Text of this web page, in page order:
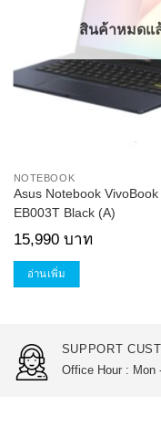
สินค้าหมดแ
NOTEBOOK
Asus Notebook
EB003T Black (A)
15,990 บาท
อ่านเพิ่ม
SUPPORT
Office Hour : Mon